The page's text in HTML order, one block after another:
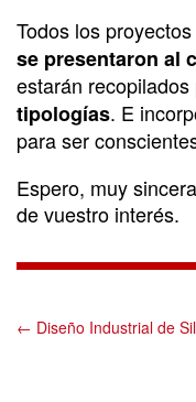
Todos los
se presentaron al
estarán recopilados
tipologías. E
para ser
Espero, muy
de vuestro interés.
← Diseño Industrial de